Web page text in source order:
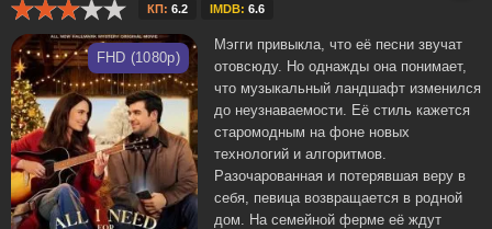
КП: 6.2 IMDB: 6.6
FHD (1080p)
Мэгги привыкла, что её песни звучат
отовсюду. Но однажды она понимает,
что музыкальный ландшафт изменился
до неузнаваемости. Её стиль кажется
старомодным на фоне новых
технологий и алгоритмов.
Разочарованная и потерявшая веру в
себя, певица возвращается в родной
дом. На семейной ферме её ждут